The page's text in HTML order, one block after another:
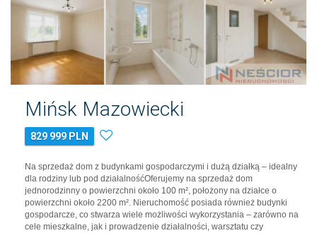
Mińsk Mazowiecki
829 999 PLN
Na sprzedaż dom z budynkami gospodarczymi i dużą działką – idealny
dla rodziny lub pod działalnośćOferujemy na sprzedaż dom
jednorodzinny o powierzchni około 100 m², położony na działce o
powierzchni około 2200 m². Nieruchomość posiada również budynki
gospodarcze, co stwarza wiele możliwości wykorzystania – zarówno na
cele mieszkalne, jak i prowadzenie działalności, warsztatu czy